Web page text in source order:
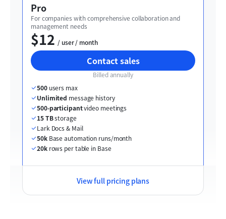
Pro
For companies with comprehensive collaboration and
management needs
$12
  / user / month
Contact sales
Billed annually
500 users max
Unlimited message history
500-participant video meetings
15 TB storage
Lark Docs & Mail
50k Base automation runs/month
20k rows per table in Base
View full pricing plans